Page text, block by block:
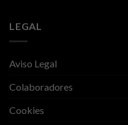
LEGAL
Aviso Legal
Colaboradores
Cookies